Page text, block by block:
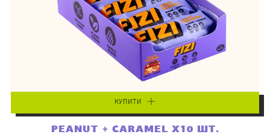
КУПИТИ
PEANUT + CARAMEL X10 ШТ.